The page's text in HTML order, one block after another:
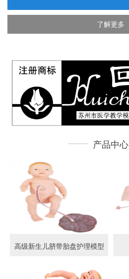
了解更多
产品中心
高级新生儿脐带胎盘护理模型